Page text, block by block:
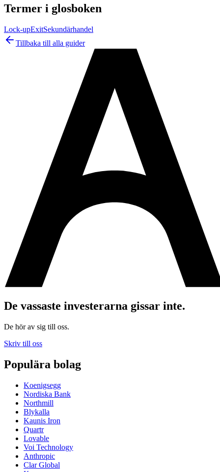
Termer i glosboken
Lock-upExitSekundärhandel
Tillbaka till alla guider
De vassaste investerarna gissar inte.
De hör av sig till oss.
Skriv till oss
Populära bolag
Koenigsegg
Nordiska Bank
Northmill
Blykalla
Kaunis Iron
Quartr
Lovable
Voi Technology
Anthropic
Clar Global